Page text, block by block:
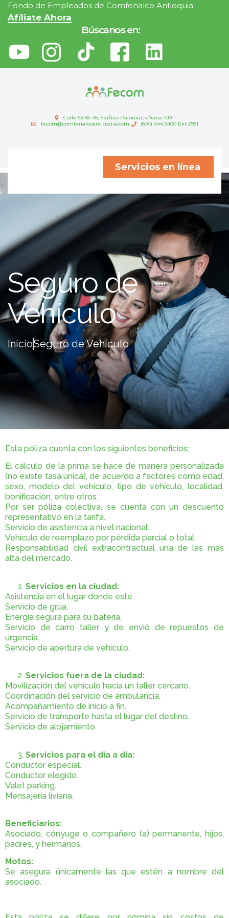
Fondo de Empleados de Comfenalco Antioquia
Afíliate Ahora
Búscanos en:
Calle 53 45-45, Edificio Palomar, oficina 1001
fecom@comfenalcoantioquia.com
(604) 444 5400 Ext 2951
Servicios en línea
Seguro de
Vehículo
InicioSeguro de Vehículo
Esta póliza cuenta con los siguientes beneficios:
El cálculo de la prima se hace de manera personalizada
(no existe tasa única), de acuerdo a factores como edad,
sexo, modelo del vehículo, tipo de vehículo, localidad,
bonificación, entre otros.
Por ser póliza colectiva, se cuenta con un descuento
representativo en la tarifa.
Servicio de asistencia a nivel nacional.
Vehículo de reemplazo por pérdida parcial o total.
Responsabilidad civil extracontractual una de las más
alta del mercado.
Servicios en la ciudad:
Asistencia en el lugar donde esté.
Servicio de grúa.
Energía segura para su batería.
Servicio de carro taller y de envió de repuestos de
urgencia.
Servicio de apertura de vehículo.
Servicios fuera de la ciudad:
Movilización del vehículo hacia un taller cercano.
Coordinación del servicio de ambulancia.
Acompañamiento de inicio a fin.
Servicio de transporte hasta el lugar del destino.
Servicio de alojamiento.
Servicios para el día a día:
Conductor especial.
Conductor elegido.
Valet parking.
Mensajería liviana.
Beneficiarios:
Asociado, cónyuge o compañero (a) permanente, hijos,
padres, y hermanos.
Motos:
Se asegura únicamente las que estén a nombre del
asociado.